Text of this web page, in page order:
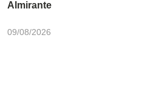
Almirante
09/08/2026